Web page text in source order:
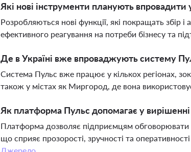
Які нові інструменти планують впровадити
Розробляються нові функції, які покращать
ефективного реагування на потреби бізнесу та
Де в Україні вже впроваджують систему
Система Пульс вже працює у кількох регіонах,
також у містах як Миргород, де вона
Як платформа Пульс допомагає у
Платформа дозволяє підприємцям обговорювати
що сприяє прозорості, зручності та